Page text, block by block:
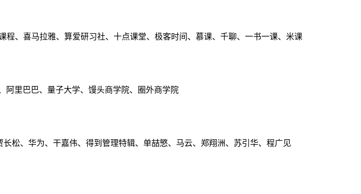
、喜马拉雅、算爱研习社、十点课堂、极客时间、慕课、千聊、一书一课、米课
阿里巴巴、量子大学、馒头商学院、圈外商学院
松、华为、干嘉伟、得到管理特辑、单喆慜、马云、郑翔洲、苏引华、程广见